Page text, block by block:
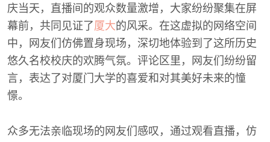
庆当天，直播间的观众数量激增，大家纷纷聚集在屏
幕前，共同见证了厦大的风采。在这虚拟的网络空间
中，网友们仿佛置身现场，深切地体验到了这所历史
悠久名校校庆的欢腾气氛。评论区里，网友们纷纷留
言，表达了对厦门大学的喜爱和对其美好未来的憧
憬。
众多无法亲临现场的网友们感叹，通过观看直播，仿